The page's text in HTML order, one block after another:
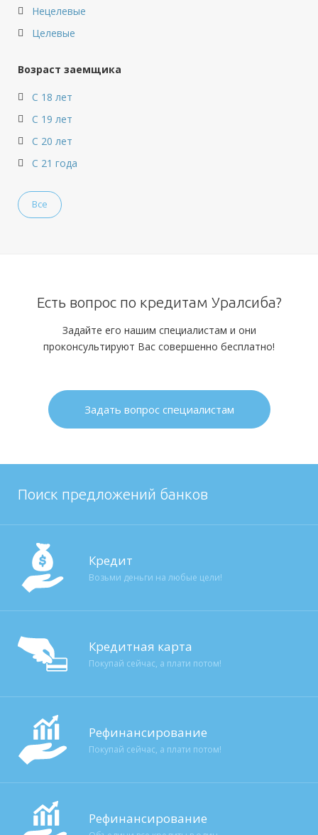
Нецелевые
Целевые
Возраст заемщика
С 18 лет
С 19 лет
С 20 лет
С 21 года
Все
Есть вопрос по кредитам Уралсиба?
Задайте его нашим специалистам и они
проконсультируют Вас совершенно бесплатно!
Задать вопрос специалистам
Поиск предложений банков
Кредит
Возьми деньги на любые цели!
Кредитная карта
Покупай сейчас, а плати потом!
Рефинансирование
Покупай сейчас, а плати потом!
Рефинансирование